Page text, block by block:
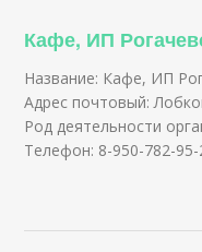
Кафе, ИП
Название: Кафе, ИП
Адрес почтовый:
Род деятельности
Телефон: 8-950-782-95-